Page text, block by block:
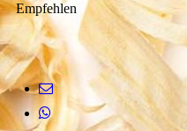
Empfehlen